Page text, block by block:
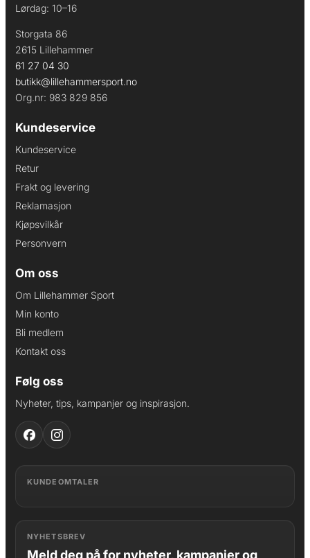
Lørdag: 10–16
Storgata 86
2615 Lillehammer
61 27 04 30
butikk@lillehammersport.no
Org.nr: 983 829 856
Kundeservice
Kundeservice
Retur
Frakt og levering
Reklamasjon
Kjøpsvilkår
Personvern
Om oss
Om Lillehammer Sport
Min konto
Bli medlem
Kontakt oss
Følg oss
Nyheter, tips, kampanjer og inspirasjon.
KUNDEOMTALER
NYHETSBREV
Meld deg på for nyheter, kampanjer og